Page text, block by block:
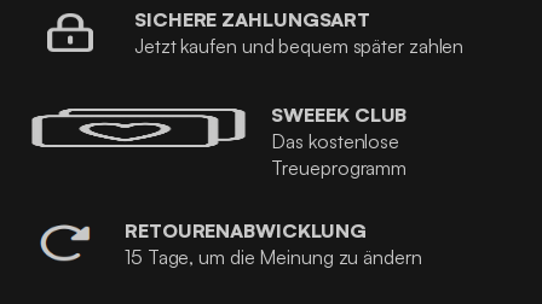
SICHERE ZAHLUNGSART
Jetzt kaufen und bequem später zahlen
SWEEEK CLUB
Das kostenlose
Treueprogramm
RETOURENABWICKLUNG
15 Tage, um die Meinung zu ändern